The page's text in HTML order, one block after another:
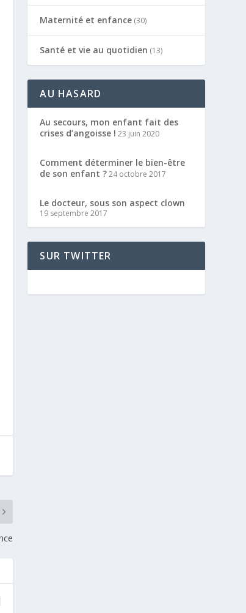
Maternité et enfance (30)
Santé et vie au quotidien (13)
AU HASARD
Au secours, mon enfant fait des
crises d’angoisse ! 23 juin 2020
Comment déterminer le bien-être
de son enfant ?24 octobre 2017
Le docteur, sous son aspect clown
19 septembre 2017
SUR TWITTER